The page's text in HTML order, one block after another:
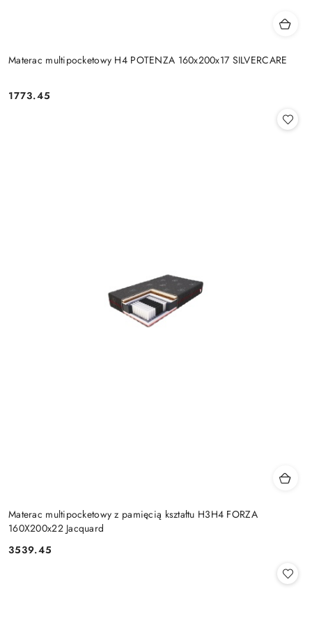
Materac multipocketowy H4 POTENZA 160x200x17 SILVERCARE
Cena:
1773.45
Materac multipocketowy z pamięcią kształtu H3H4 FORZA
160X200x22 Jacquard
Cena:
3539.45